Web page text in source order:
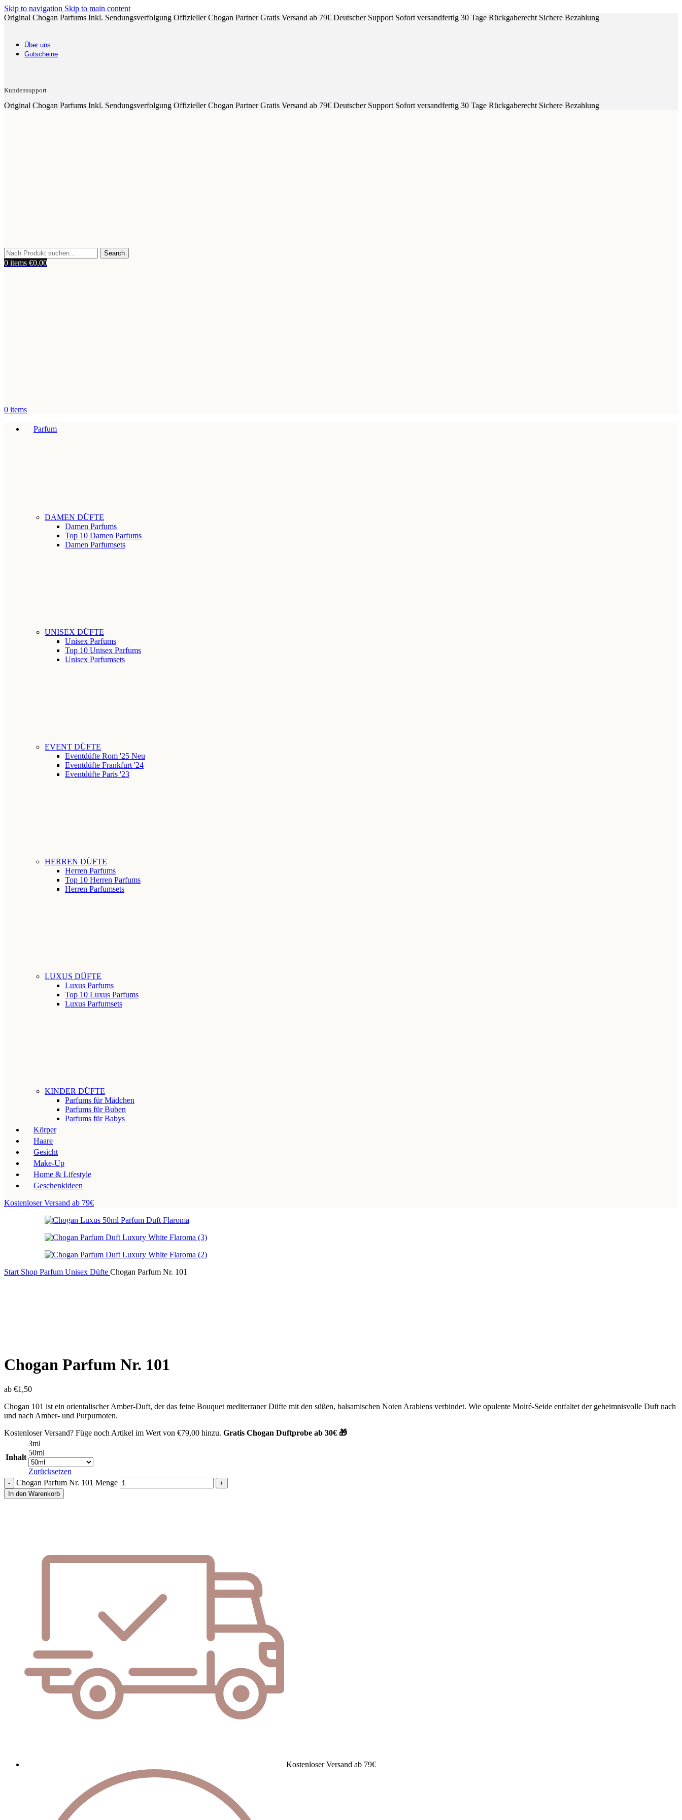
Skip to navigation Skip to main content
Original Chogan Parfums Inkl. Sendungsverfolgung Offizieller Chogan PartnerGratis Versand ab 79€ Deutscher Support Sofort versandfertig 30 Tage Rückgaberecht Sichere Bezahlung
Über uns
Gutscheine
Kundensupport
Original Chogan Parfums Inkl. Sendungsverfolgung Offizieller Chogan PartnerGratis Versand ab 79€ Deutscher Support Sofort versandfertig 30 Tage Rückgaberecht Sichere Bezahlung
Search
0 items €0,00
0 items
Parfum
DAMEN DÜFTE
Damen Parfums
Top 10 Damen Parfums
Damen Parfumsets
UNISEX DÜFTE
Unisex Parfums
Top 10 Unisex Parfums
Unisex Parfumsets
EVENT DÜFTE
Eventdüfte Rom '25 Neu
Eventdüfte Frankfurt '24
Eventdüfte Paris '23
HERREN DÜFTE
Herren Parfums
Top 10 Herren Parfums
Herren Parfumsets
LUXUS DÜFTE
Luxus Parfums
Top 10 Luxus Parfums
Luxus Parfumsets
KINDER DÜFTE
Parfums für Mädchen
Parfums für Buben
Parfums für Babys
Körper
Haare
Gesicht
Make-Up
Home & Lifestyle
Geschenkideen
Kostenloser Versand ab 79€
Start Shop Parfum Unisex Düfte Chogan Parfum Nr. 101
Chogan Parfum Nr. 101
ab €1,50
Chogan 101 ist ein orientalischer Amber-Duft, der das feine Bouquet mediterraner Düfte mit den süßen, balsamischen Noten Arabiens verbindet. Wie opulente Moiré-Seide entfaltet der geheimnisvolle Duft nach
und nach Amber- und Purpurnoten.
Kostenloser Versand? Füge noch Artikel im Wert von €79,00 hinzu. Gratis Chogan Duftprobe ab 30€ 🎁
Inhalt
3ml
50ml
Zurücksetzen
Chogan Parfum Nr. 101 Menge
In den Warenkorb
Kostenloser Versand ab 79€